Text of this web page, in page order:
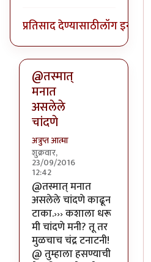
प्रतिसाद देण्यासाठीलॉग इन करा
@तस्मात्
मनात
असलेले
चांदणे
अत्रुप्त आत्मा
शुक्रवार,
23/09/2016
12:42
In reply toया भोपळ्याची
@तस्मात् मनात
असलेले चांदणे काढून
टाका.››› कशाला धरू
मी चांदणे मनी? तू तर
मुळचाच चंद्र टनाटनी!
@ तुम्हाला हसण्याची